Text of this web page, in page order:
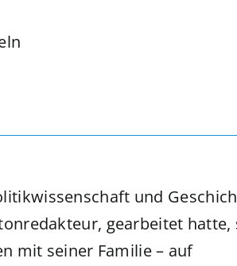
und
gearbeitet
mit seiner Familie – auf